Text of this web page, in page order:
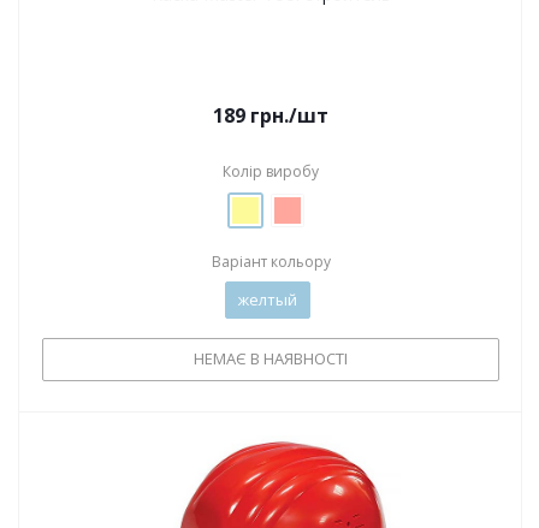
189 грн./шт
Колір виробу
Варіант кольору
желтый
НЕМАЄ В НАЯВНОСТІ